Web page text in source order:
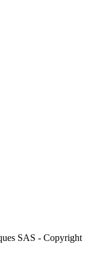
SAS - Copyright